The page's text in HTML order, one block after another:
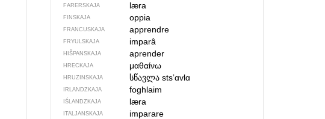
FARERSKAJA læra
FINSKAJA oppia
FRANCUSKAJA apprendre
FRYULSKAJA imparâ
HIŠPANSKAJA aprender
HRECKAJA μαθαίνω
HRUZINSKAJA სწავლაstsʼɑvlɑ
IRLANDZKAJA foghlaim
IŚLANDZKAJA læra
ITALJANSKAJA imparare